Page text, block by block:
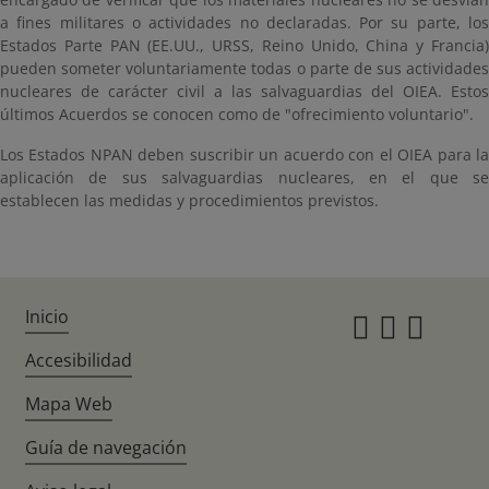
a fines militares o actividades no declaradas. Por su parte, los
Estados Parte PAN (EE.UU., URSS, Reino Unido, China y Francia)
pueden someter voluntariamente todas o parte de sus actividades
nucleares de carácter civil a las salvaguardias del OIEA. Estos
últimos Acuerdos se conocen como de "ofrecimiento voluntario".
Los Estados NPAN deben suscribir un acuerdo con el OIEA para la
aplicación de sus salvaguardias nucleares, en el que se
establecen las medidas y procedimientos previstos.
Inicio
Accesibilidad
Mapa Web
Guía de navegación